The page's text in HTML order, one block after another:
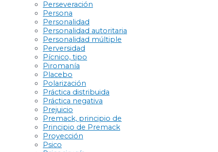
Perseveración
Persona
Personalidad
Personalidad autoritaria
Personalidad múltiple
Perversidad
Pícnico, tipo
Piromanía
Placebo
Polarización
Práctica distribuida
Práctica negativa
Prejuicio
Premack, principio de
Principio de Premack
Proyección
Psico